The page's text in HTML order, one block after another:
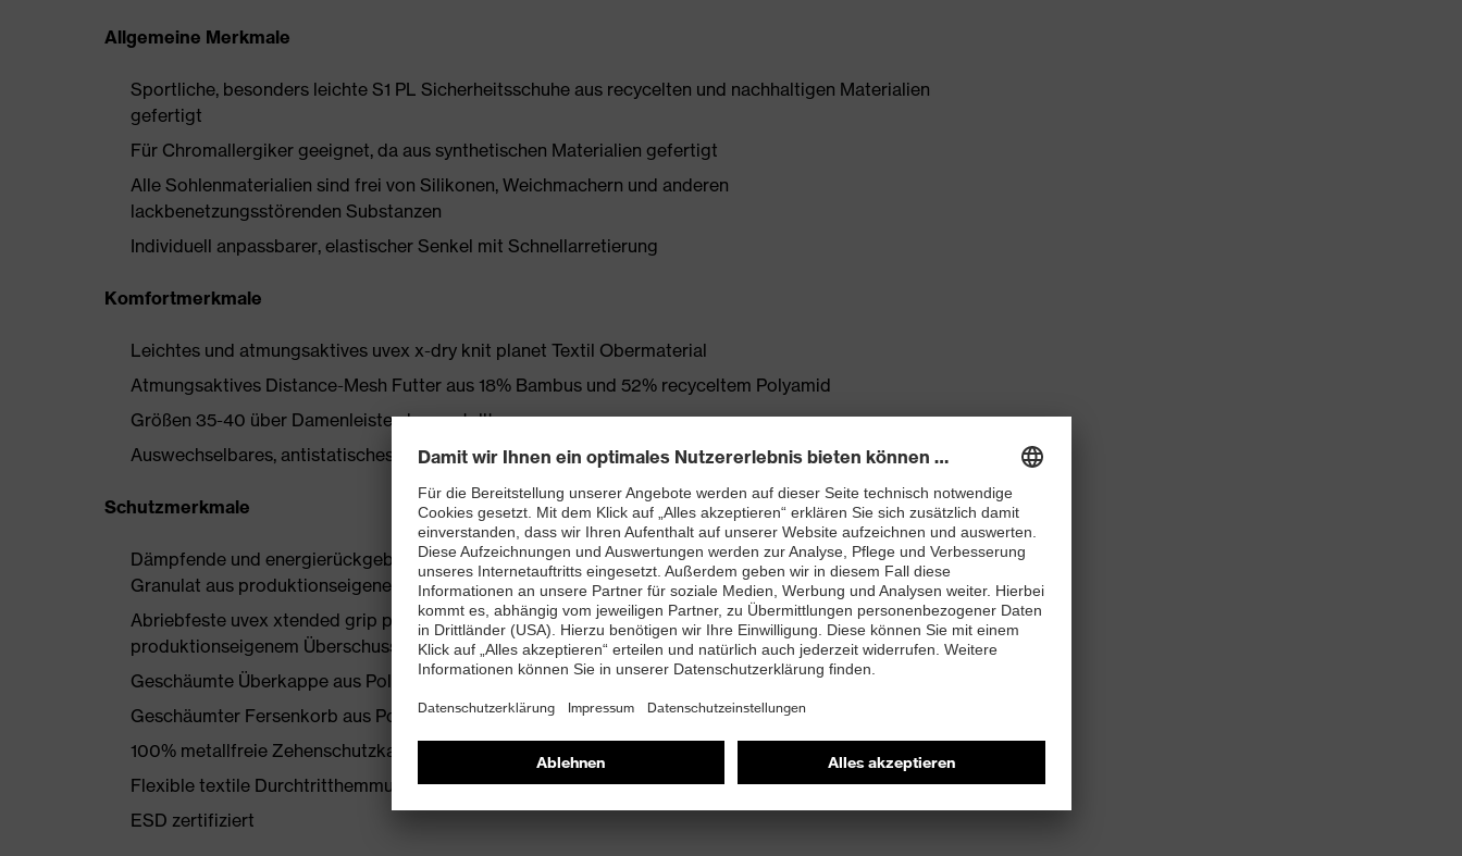
Allgemeine Merkmale
Sportliche, besonders leichte S1 PL Sicherheitsschuhe aus recycelten und nachhaltigen Materialien
gefertigt
Für Chromallergiker geeignet, da aus synthetischen Materialien gefertigt
Alle Sohlenmaterialien sind frei von Silikonen, Weichmachern und anderen
lackbenetzungsstörenden Substanzen
Individuell anpassbarer, elastischer Senkel mit Schnellarretierung
Komfortmerkmale
Leichtes und atmungsaktives uvex x-dry knit planet Textil Obermaterial
Atmungsaktives Distance-Mesh Futter aus 18% Bambus und 52% recyceltem Polyamid
Größen 35-40 über Damenleisten hergestellt
Auswechselbares, antistatisches Komfortfußbett (Art. Nr.: 95797-0)
Schutzmerkmale
Dämpfende und energierückgebende uvex i-PUREnrj planet Zwischensohle mit 15% recyceltem
Granulat aus produktionseigenen Überschüssen
Abriebfeste uvex xtended grip planet TPU-Laufsohle mit 10% recyceltem Granulat aus
produktionseigenem Überschuss
Geschäumte Überkappe aus Polyurethan
Geschäumter Fersenkorb aus Polyurethan
100% metallfreie Zehenschutzkappe
Flexible textile Durchtritthemmung
ESD zertifiziert